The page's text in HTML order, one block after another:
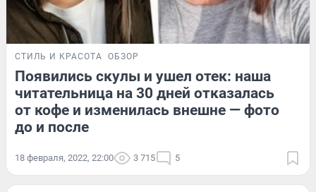
СТИЛЬ И КРАСОТА ОБЗОР
Появились скулы и ушел отек: наша
читательница на 30 дней отказалась
от кофе и изменилась внешне — фото
до и после
18 февраля, 2022, 22:00 3 715 5